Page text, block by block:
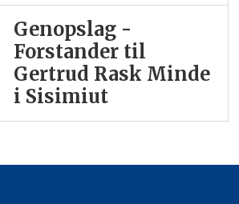
Genopslag -
Forstander til
Gertrud Rask Minde
i Sisimiut